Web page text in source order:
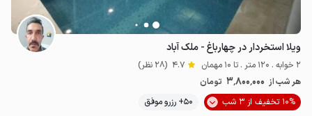
ویلا استخردار در چهارباغ - ملک آباد
2 خوابه . 120 متر . تا 10 مهمان 4.7 (28 نظر)
هر شب از 3٬800٬000 تومان
10% تخفیف از 3 شب
50+ رزرو موفق